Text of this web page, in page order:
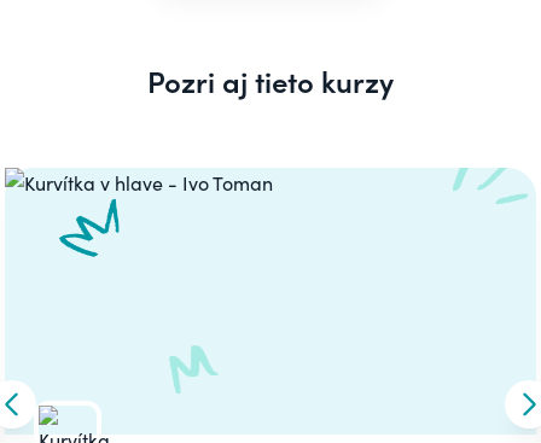
Pozri aj tieto kurzy
Carousel
Skip to previous slide